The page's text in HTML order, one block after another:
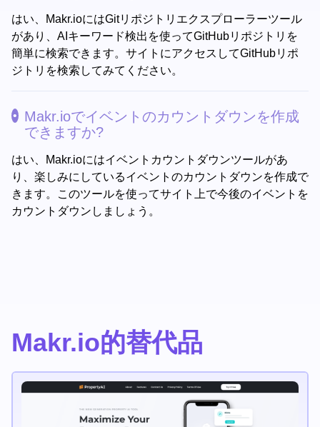
はい、Makr.ioにはGitリポジトリエクスプローラーツール
があり、AIキーワード検出を使ってGitHubリポジトリを
簡単に検索できます。サイトにアクセスしてGitHubリポ
ジトリを検索してみてください。
Makr.ioでイベントのカウントダウンを作成
できますか?
はい、Makr.ioにはイベントカウントダウンツールがあ
り、楽しみにしているイベントのカウントダウンを作成で
きます。このツールを使ってサイト上で今後のイベントを
カウントダウンしましょう。
Makr.io的替代品